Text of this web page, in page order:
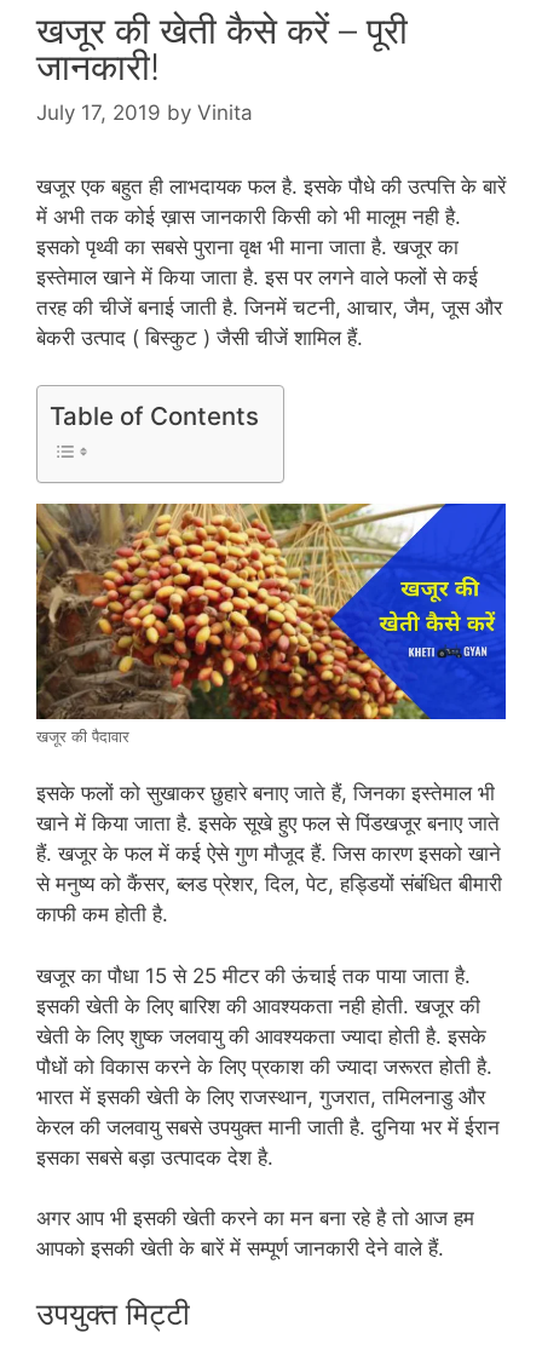
खजूर की खेती कैसे करें – पूरी
जानकारी!
July 17, 2019 by Vinita
खजूर एक बहुत ही लाभदायक फल है. इसके पौधे की उत्पत्ति के बारें
में अभी तक कोई ख़ास जानकारी किसी को भी मालूम नही है.
इसको पृथ्वी का सबसे पुराना वृक्ष भी माना जाता है. खजूर का
इस्तेमाल खाने में किया जाता है. इस पर लगने वाले फलों से कई
तरह की चीजें बनाई जाती है. जिनमें चटनी, आचार, जैम, जूस और
बेकरी उत्पाद ( बिस्कुट ) जैसी चीजें शामिल हैं.
Table of Contents
खजूर की पैदावार
इसके फलों को सुखाकर छुहारे बनाए जाते हैं, जिनका इस्तेमाल भी
खाने में किया जाता है. इसके सूखे हुए फल से पिंडखजूर बनाए जाते
हैं. खजूर के फल में कई ऐसे गुण मौजूद हैं. जिस कारण इसको खाने
से मनुष्य को कैंसर, ब्लड प्रेशर, दिल, पेट, हड्डियों संबंधित बीमारी
काफी कम होती है.
खजूर का पौधा 15 से 25 मीटर की ऊंचाई तक पाया जाता है.
इसकी खेती के लिए बारिश की आवश्यकता नही होती. खजूर की
खेती के लिए शुष्क जलवायु की आवश्यकता ज्यादा होती है. इसके
पौधों को विकास करने के लिए प्रकाश की ज्यादा जरूरत होती है.
भारत में इसकी खेती के लिए राजस्थान, गुजरात, तमिलनाडु और
केरल की जलवायु सबसे उपयुक्त मानी जाती है. दुनिया भर में ईरान
इसका सबसे बड़ा उत्पादक देश है.
अगर आप भी इसकी खेती करने का मन बना रहे है तो आज हम
आपको इसकी खेती के बारें में सम्पूर्ण जानकारी देने वाले हैं.
उपयुक्त मिट्टी